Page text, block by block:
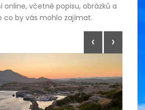
včetně popisu, obrázků a
co by vás mohlo zajímat.
‹ ›